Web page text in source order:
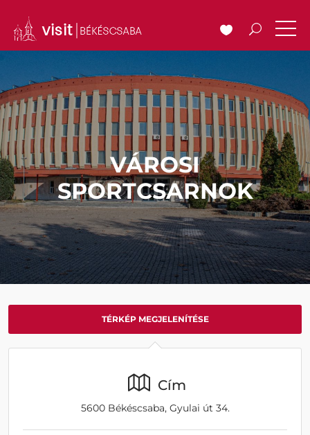
VÁROSI
SPORTCSARNOK
TÉRKÉP MEGJELENÍTÉSE
Cím
5600 Békéscsaba, Gyulai út 34.